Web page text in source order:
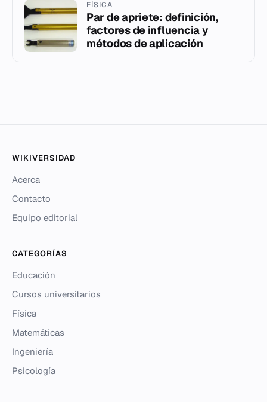
FÍSICA
Par de apriete: definición,
factores de influencia y
métodos de aplicación
WIKIVERSIDAD
Acerca
Contacto
Equipo editorial
CATEGORÍAS
Educación
Cursos universitarios
Física
Matemáticas
Ingeniería
Psicología